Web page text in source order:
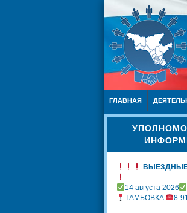
ГЛАВНАЯ
14 августа 2026
ТАМБОВКА
8-